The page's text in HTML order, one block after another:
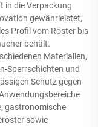
in die Verpackung
gewährleistet,
Profil vom Röster bis
behält.
Materialien,
Sperrschichten und
Schutz gegen
gastronomische
sowie